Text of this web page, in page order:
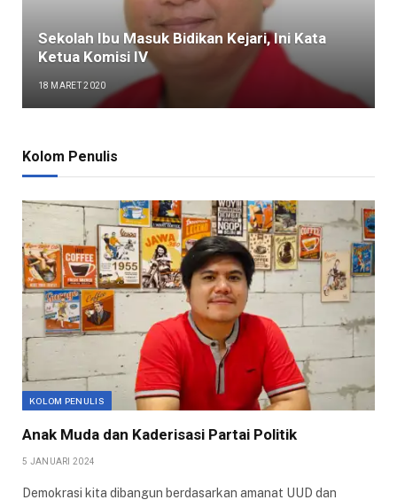
Sekolah Ibu Masuk Bidikan Kejari, Ini Kata
Ketua Komisi IV
18 MARET 2020
Kolom Penulis
KOLOM PENULIS
Anak Muda dan Kaderisasi Partai Politik
5 JANUARI 2024
Demokrasi kita dibangun berdasarkan amanat UUD dan